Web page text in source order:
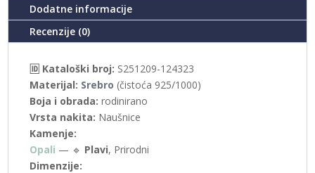
Dodatne informacije
Recenzije (0)
🆔 Kataloški broj: S251209-124323
Materijal: Srebro (čistoća 925/1000)
Boja i obrada: rodinirano
Vrsta nakita: Naušnice
Kamenje:
Opali — 🔹 Plavi, Prirodni
Dimenzije: